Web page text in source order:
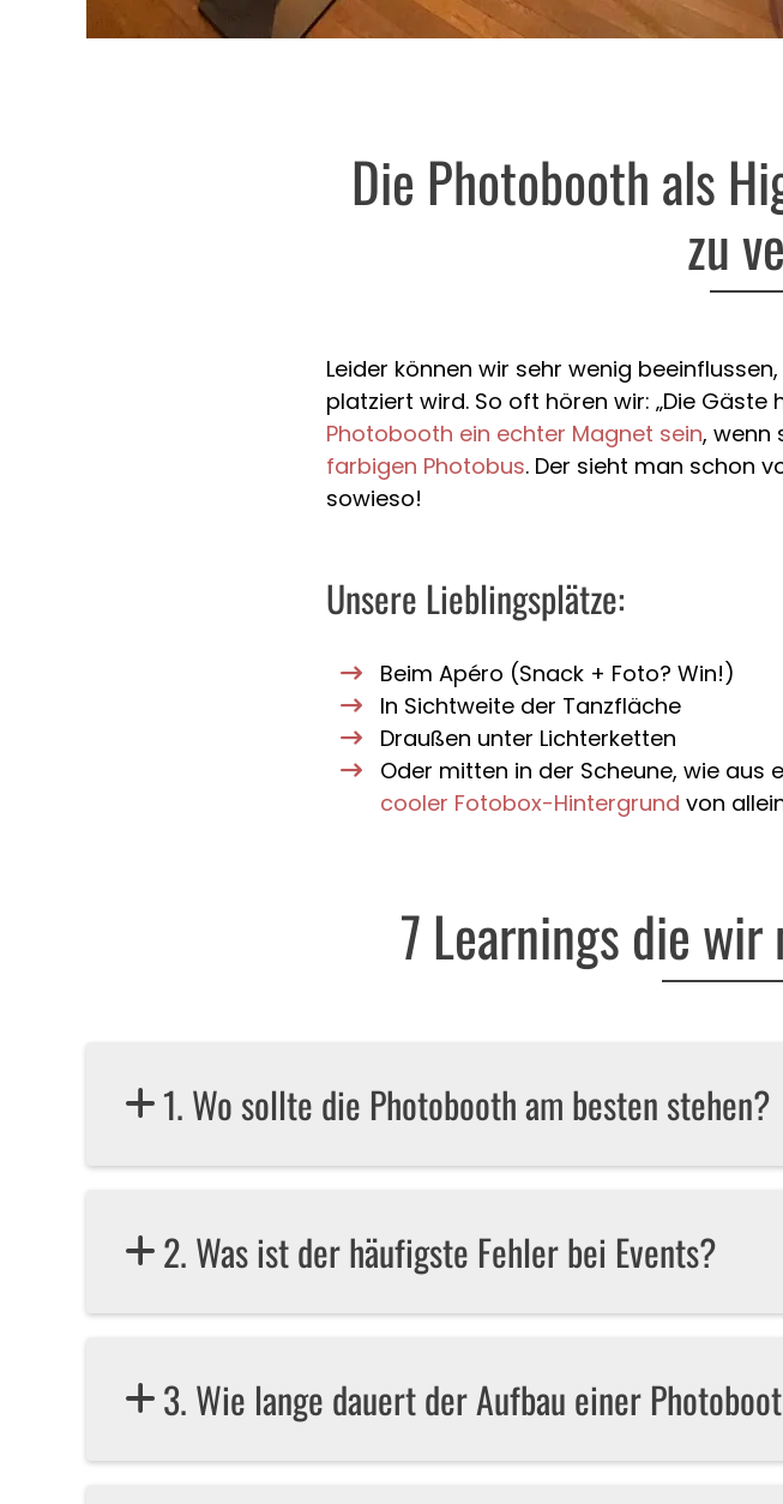
Die Photobooth als
zu
Leider können wir sehr wenig
platziert wird. So oft hören wir: „Die
Photobooth ein echter Magnet sein, wenn
farbigen Photobus. Der sieht man schon
sowieso!
Unsere Lieblingsplätze:
Beim Apéro (Snack + Foto? Win!)
In Sichtweite der Tanzfläche
Draußen unter Lichterketten
Oder mitten in der Scheune, wie aus
cooler Fotobox-Hintergrund von
7 Learnings die
1. Wo sollte die Photobooth am besten stehen?
2. Was ist der häufigste Fehler bei Events?
3. Wie lange dauert der Aufbau einer